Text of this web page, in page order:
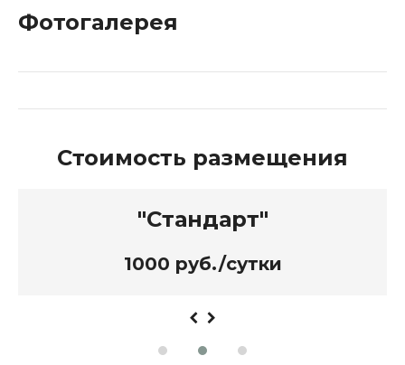
Фотогалерея
Стоимость размещения
"Стандарт"
1000 руб./сутки